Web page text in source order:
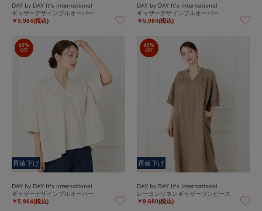
DAY by DAY It's international
ギャザーデザインプルオーバー
￥5,984(税込)
DAY by DAY It's international
ギャザーデザインプルオーバー
￥5,984(税込)
60%
OFF
再値下げ
DAY by DAY It's international
ギャザーデザインプルオーバー
￥5,984(税込)
60%
OFF
再値下げ
DAY by DAY It's international
レーヨンリネンギャザーワンピース
￥9,680(税込)